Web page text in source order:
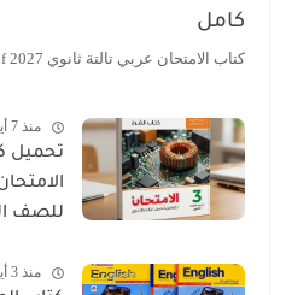
كامل
كتاب الامتحان عربي تالتة ثانوي 2027 pdf جزء الشرح -
منذ 7 أيام
تحميل
للصف
الشرح
منذ 3 أيام